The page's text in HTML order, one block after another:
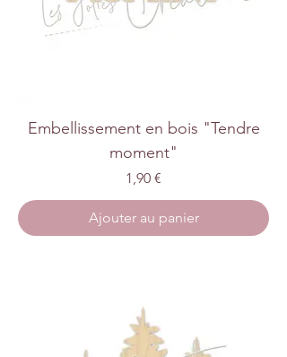
Embellissement en bois "Tendre
moment"
Prix
1,90 €
Ajouter au panier